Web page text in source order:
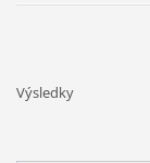
Výsledky